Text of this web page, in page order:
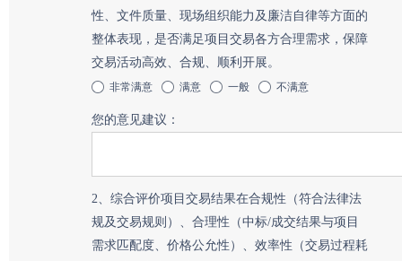
性、文件质量、现场组织能力及廉洁自律等方面的
整体表现，是否满足项目交易各方合理需求，保障
交易活动高效、合规、顺利开展。
非常满意 满意 一般 不满意
您的意见建议：
2、综合评价项目交易结果在合规性（符合法律法
规及交易规则）、合理性（中标/成交结果与项目
需求匹配度、价格公允性）、效率性（交易过程耗